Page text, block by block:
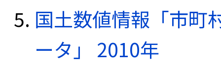
国土数値情報「市町
ータ」 2010年